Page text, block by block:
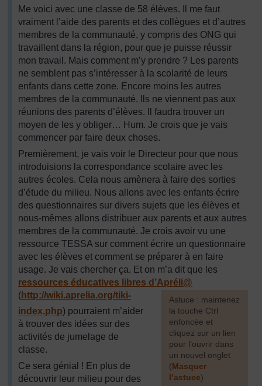
Me voici avec une classe de 58 élèves. Il me faut
vraiment l’aide des parents et des collègues et d’autres
membres de la communauté, y compris des ONG qui
travaillent dans la région, pour que je puisse réussir
mon travail. Mais comment m’y prendre ? Les parents
ne semblent pas s’intéresser à la scolarité de leurs
enfants dans cette zone. Encore moins les autres
membres de la communauté. Ils ne viennent pas aux
réunions des parents d’élèves. Il faudra trouver un
moyen de les y obliger… Hum. Je crois que je vais
commencer par faire deux choses.
Premièrement, je vais voir le Directeur pour que nous
introduisions la correspondance scolaire avec les
autres écoles. Cela nous amènera à faire des sorties
d’étude du milieu. Nous allons avec les enfants écrire
des questionnaires sur divers sujets que les élèves et
nous-mêmes allons distribuer aux parents et aux autres
membres de la communauté. Je crois avoir vu une
ressource TESSA sur comment écrire un questionnaire
avec les élèves et comment se préparer à en faire
usage. Je vais chercher ça. Et on m’a dit que les
ressources éducatives libres d’Apréli@
[Astuce : maintenez
la touche Ctrl
enfoncée et
cliquez sur un lien
pour l’ouvrir dans
un nouvel onglet
(Masquer
l’astuce)
(http://wiki.aprelia.org/tiki-
index.php) pourraient m’aider
à trouver des idées sur des
activités de jumelage de
classe.
Ce sera génial ! En plus de
découvrir leur milieu pour des